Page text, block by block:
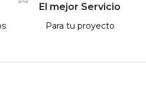
El mejor Servicio
Para tu proyecto